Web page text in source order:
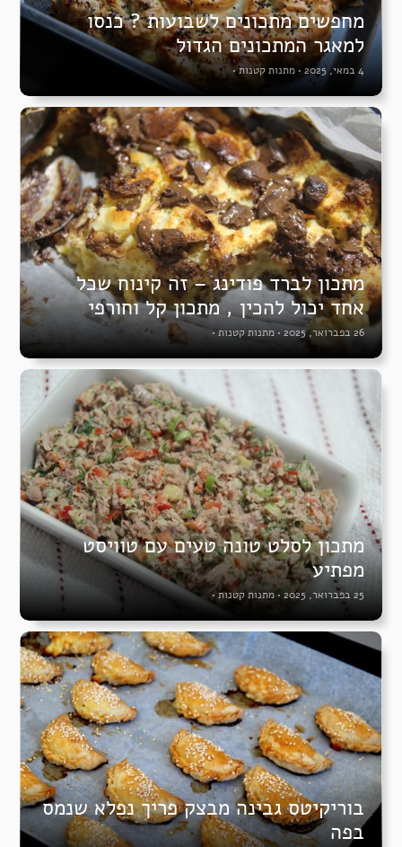
מחפשים מתכונים לשבועות ? כנסו
למאגר המתכונים הגדול
4 במאי, 2025 • מתנות קטנות•
מתכון לברד פודינג – זה קינוח שכל
אחד יכול להכין , מתכון קל וחורפי
26 בפברואר, 2025 • מתנות קטנות •
מתכון לסלט טונה טעים עם טוויסט
מפתיע
25 בפברואר, 2025 • מתנות קטנות •
בוריקיטס גבינה מבצק פריך נפלא שנמס
בפה